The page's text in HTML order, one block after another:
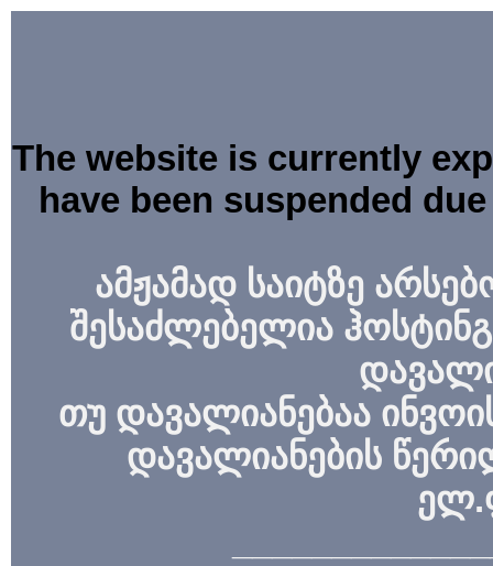
The website is currently
have been suspended
ამჟამად საიტზე
შესაძლებელია
თუ დავალიანებაა
დავალიანების